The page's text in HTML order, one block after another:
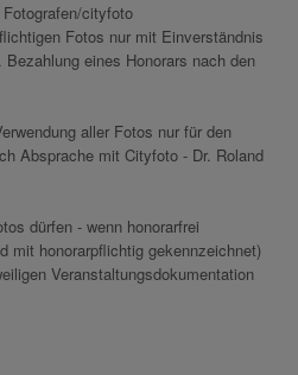
cityfoto
Fotos nur mit Einverständnis
eines Honorars nach den
aller Fotos nur für den
Absprache mit Cityfoto - Dr. Roland
dürfen - wenn honorarfrei
mit honorarpflichtig gekennzeichnet)
Veranstaltungsdokumentation